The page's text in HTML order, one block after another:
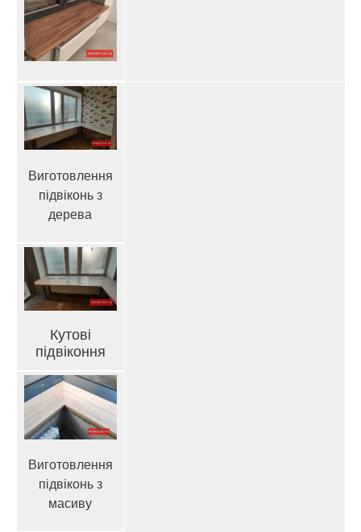
Виготовлення
підвіконь з
дерева
Кутові
підвіконня
Виготовлення
підвіконь з
масиву